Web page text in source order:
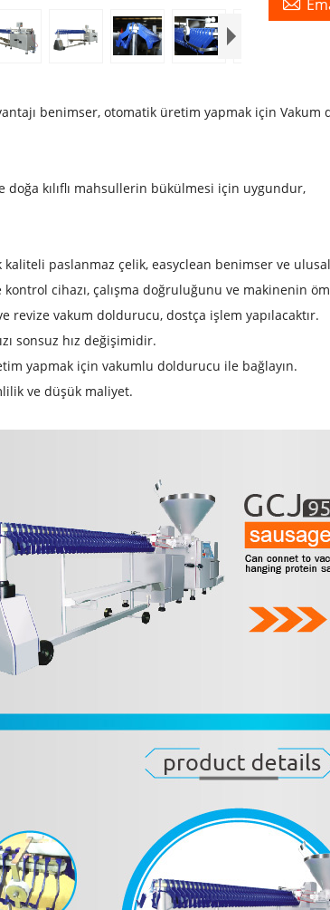
benimser, otomatik üretim yapmak için
doğa kılıflı mahsullerin bükülmesi için uygundur,
kaliteli paslanmaz çelik, easyclean benimser ve
kontrol cihazı, çalışma doğruluğunu ve makinenin
revize vakum doldurucu, dostça işlem yapılacaktır.
sonsuz hız değişimidir.
yapmak için vakumlu doldurucu ile bağlayın.
ve düşük maliyet.